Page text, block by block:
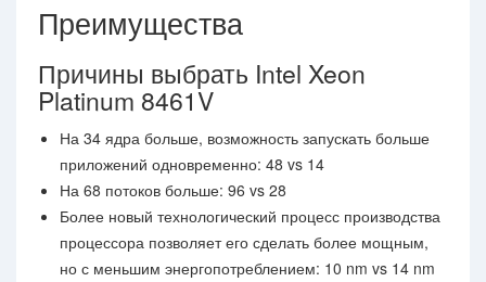
Преимущества
Причины выбрать Intel Xeon
Platinum 8461V
На 34 ядра больше, возможность запускать больше
приложений одновременно: 48 vs 14
На 68 потоков больше: 96 vs 28
Более новый технологический процесс производства
процессора позволяет его сделать более мощным,
но с меньшим энергопотреблением: 10 nm vs 14 nm